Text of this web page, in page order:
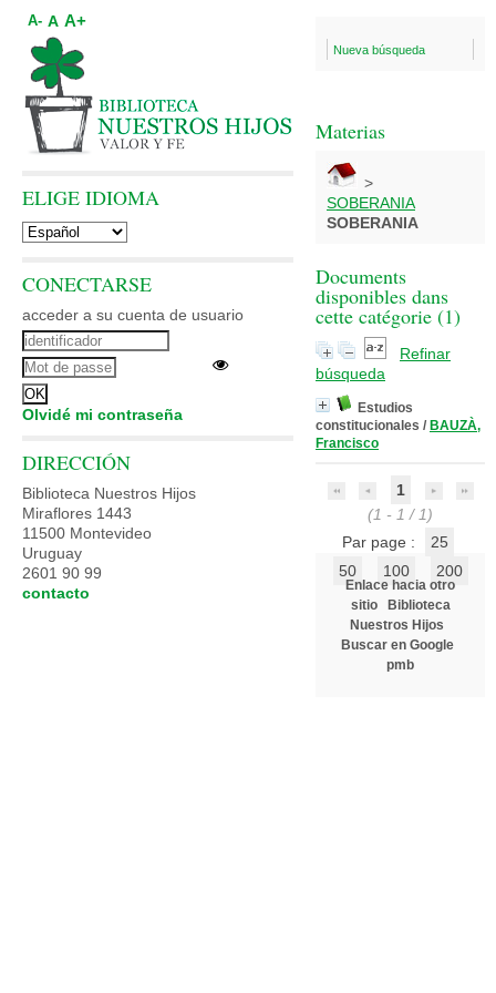
Nueva búsqueda
Materias
>
SOBERANIA
SOBERANIA
Documents
disponibles dans
cette catégorie (1)
Refinar
búsqueda
Estudios
constitucionales / BAUZÀ,
Francisco
1
(1 - 1 / 1)
Par page :
25
50
100 200
Enlace hacia otro
sitio
Biblioteca
Nuestros Hijos
Buscar en Google
pmb
A- A A+
ELIGE IDIOMA
CONECTARSE
acceder a su cuenta de usuario
Olvidé mi contraseña
DIRECCIÓN
Biblioteca Nuestros Hijos
Miraflores 1443
11500 Montevideo
Uruguay
2601 90 99
contacto